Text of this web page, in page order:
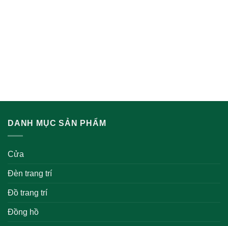
DANH MỤC SẢN PHẨM
Cửa
Đèn trang trí
Đồ trang trí
Đồng hồ